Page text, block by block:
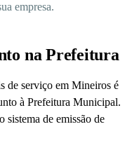
empresa.
na Prefeitura
de serviço em Mineiros é
à Prefeitura Municipal.
sistema de emissão de